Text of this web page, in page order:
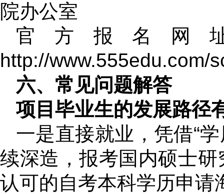
院办公室
官方报名网
http://www.555edu.com/
六、常见问题解答
项目毕业生的发展路径
一是直接就业，凭借“
续深造，报考国内硕士
认可的自考本科学历申请